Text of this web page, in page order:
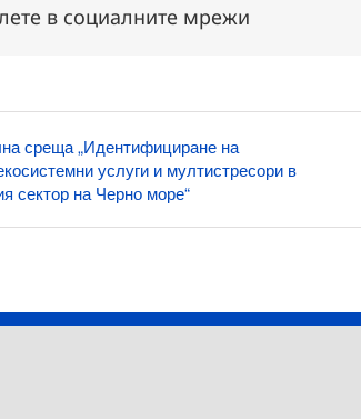
в социалните мрежи
среща „Идентифициране на
услуги и мултистресори в
сектор на Черно море“